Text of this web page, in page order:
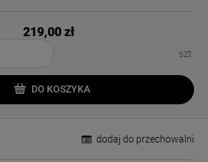
219,00 zł
szt.
DO KOSZYKA
dodaj do przechowalni